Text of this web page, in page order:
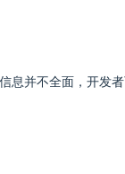
息并不全面，开发